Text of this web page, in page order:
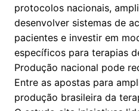
protocolos nacionais,
desenvolver sistemas de
pacientes e investir em
específicos para terapias
Produção nacional pode
Entre as apostas para
produção brasileira da